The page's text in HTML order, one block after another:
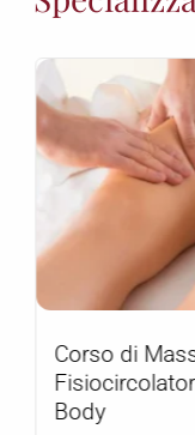
•
capillare.
Corso di
Body